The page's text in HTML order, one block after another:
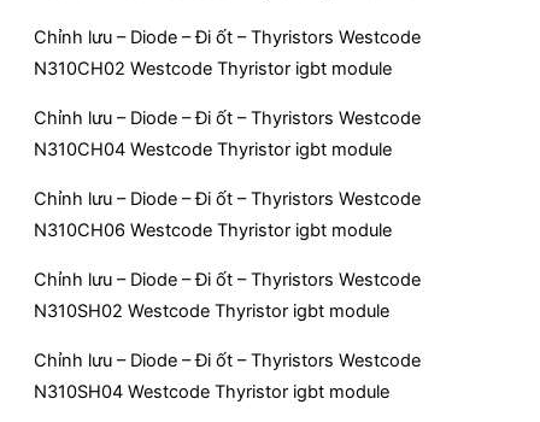
Chỉnh lưu – Diode – Đi ốt – Thyristors Westcode
N310CH02 Westcode Thyristor igbt module
Chỉnh lưu – Diode – Đi ốt – Thyristors Westcode
N310CH04 Westcode Thyristor igbt module
Chỉnh lưu – Diode – Đi ốt – Thyristors Westcode
N310CH06 Westcode Thyristor igbt module
Chỉnh lưu – Diode – Đi ốt – Thyristors Westcode
N310SH02 Westcode Thyristor igbt module
Chỉnh lưu – Diode – Đi ốt – Thyristors Westcode
N310SH04 Westcode Thyristor igbt module